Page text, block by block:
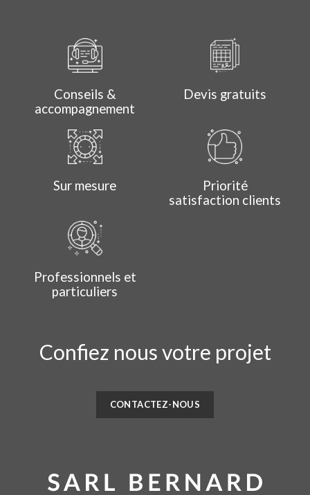
Conseils &
accompagnement
Devis gratuits
Sur mesure
Priorité
satisfaction clients
Professionnels et
particuliers
Confiez nous votre projet
CONTACTEZ-NOUS